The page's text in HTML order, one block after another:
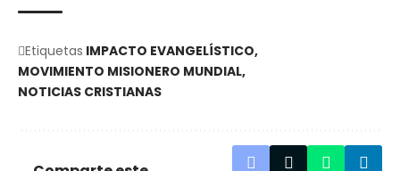
Etiquetas IMPACTO EVANGELÍSTICO
MOVIMIENTO MISIONERO MUNDIAL
NOTICIAS CRISTIANAS